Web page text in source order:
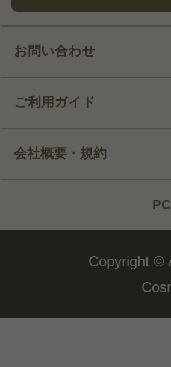
お問い合わせ
ご利用ガイド
会社概要・規約
Copyright ©